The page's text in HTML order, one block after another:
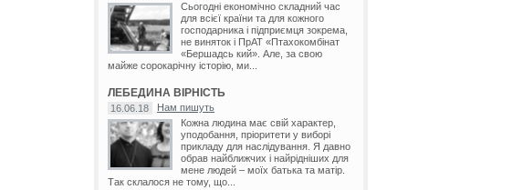
Сьогодні економічно складний час
для всієї країни та для кожного
господарника і підприємця зокрема,
не виняток і ПрАТ «Птахокомбінат
«Бершадсь кий». Але, за свою
майже сорокарічну історію, ми...
ЛЕБЕДИНА ВІРНІСТЬ
16.06.18
Нам пишуть
Кожна людина має свій характер,
уподобання, пріоритети у виборі
прикладу для наслідування. Я давно
обрав найближчих і найрідніших для
мене людей – моїх батька та матір.
Так склалося не тому, що...